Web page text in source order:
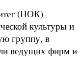
(НОК)
культуры и
группу, в
ведущих фирм и